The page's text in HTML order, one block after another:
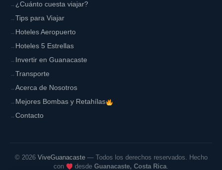
¿Cuánto cuesta viajar?
Tips para Viajar
Hoteles Aeropuerto
Hoteles 5 Estrellas
Invertir en Guanacaste
Transporte
Acerca de Nosotros
Mejores Bombas y Retahílas
Contacto
© 2026 ViveGuanacaste— Todos los derechos reservados. Hecho
con
desdeGuanacaste, Costa Rica.